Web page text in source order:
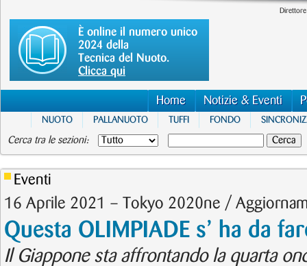
È online il numero unico
2024 della
Tecnica del Nuoto.
Clicca qui
Home Notizie & Eventi
NUOTO PALLANUOTO TUFFI FONDO
Cerca tra le sezioni:
Eventi
16 Aprile 2021 – Tokyo 2020ne /
Questa OLIMPIADE s’ ha da
Il Giappone sta affrontando la quarta